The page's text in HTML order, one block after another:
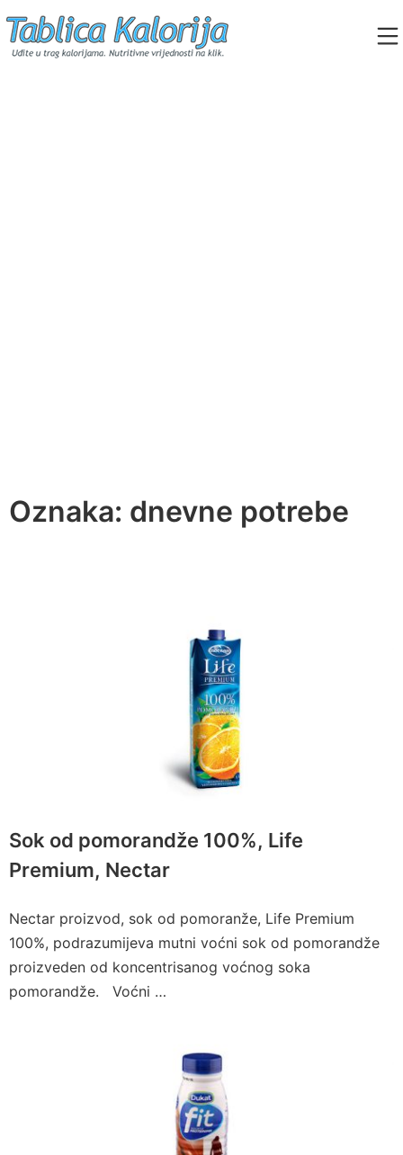
to
content
Oznaka: dnevne potrebe
Sok od pomorandže 100%, Life
Premium, Nectar
Nectar proizvod, sok od pomoranže, Life Premium
100%, podrazumijeva mutni voćni sok od pomorandže
proizveden od koncentrisanog voćnog soka
pomorandže. Voćni …